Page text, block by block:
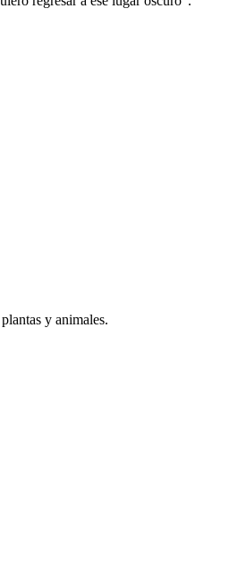
y animales.